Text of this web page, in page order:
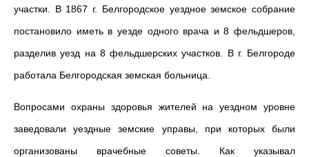
участки. В 1867 г. Белгородское уездное земское собрание
постановило иметь в уезде одного врача и 8 фельдшеров,
разделив уезд на 8 фельдшерских участков. В г. Белгороде
работала Белгородская земская больница.
Вопросами охраны здоровья жителей на уездном уровне
заведовали уездные земские управы, при которых были
организованы врачебные советы. Как указывал